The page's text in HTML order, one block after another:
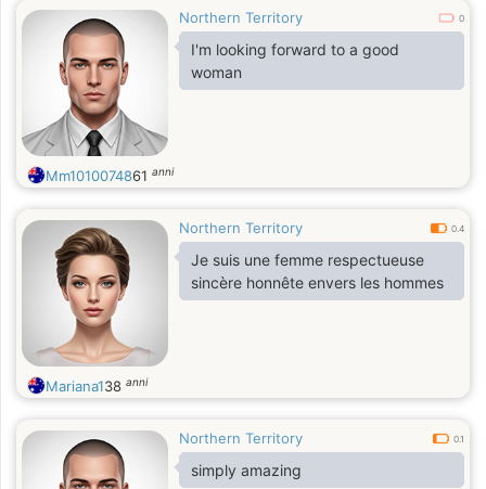
Northern Territory 0
I'm looking forward to a good
woman
Mm1010074861 anni
Northern Territory 0.4
Je suis une femme respectueuse
sincère honnête envers les hommes
Mariana138 anni
Northern Territory 0.1
simply amazing